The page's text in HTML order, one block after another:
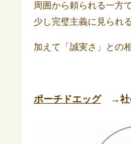
周囲から頼られる一方で
少し完璧主義に見られ
加えて「誠実さ」との
ポーチドエッグ→社